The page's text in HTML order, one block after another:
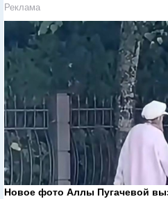
Реклама
Новое фото Аллы Пугачевой